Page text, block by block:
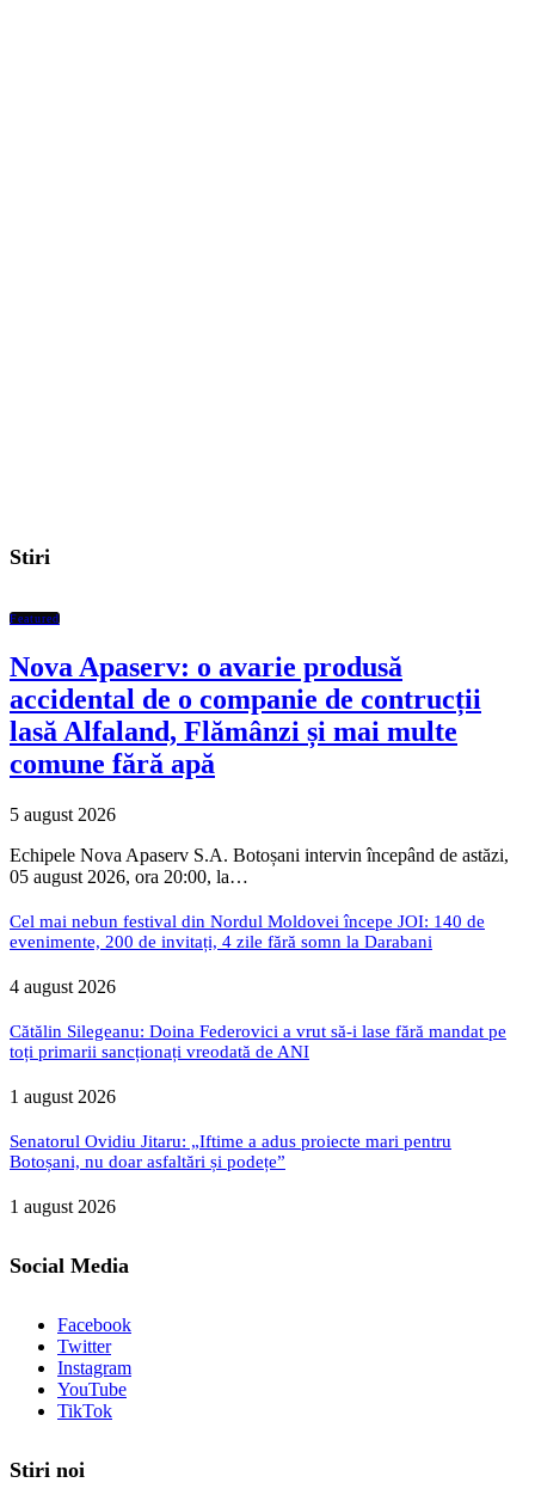
Stiri
Featured
Nova Apaserv: o avarie produsă
accidental de o companie de contrucții
lasă Alfaland, Flămânzi și mai multe
comune fără apă
5 august 2026
Echipele Nova Apaserv S.A. Botoșani intervin începând de astăzi,
05 august 2026, ora 20:00, la…
Cel mai nebun festival din Nordul Moldovei începe JOI: 140 de
evenimente, 200 de invitați, 4 zile fără somn la Darabani
4 august 2026
Cătălin Silegeanu: Doina Federovici a vrut să-i lase fără mandat pe
toți primarii sancționați vreodată de ANI
1 august 2026
Senatorul Ovidiu Jitaru: „Iftime a adus proiecte mari pentru
Botoșani, nu doar asfaltări și podețe”
1 august 2026
Social Media
Facebook
Twitter
Instagram
YouTube
TikTok
Stiri noi